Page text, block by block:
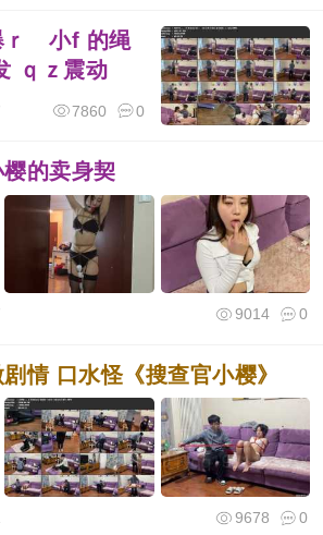
ｒ 小f 的绳
ｑｚ震动
0
7860
樱的卖身契
0
9014
剧情 口水怪《搜查官小樱》
0
9678